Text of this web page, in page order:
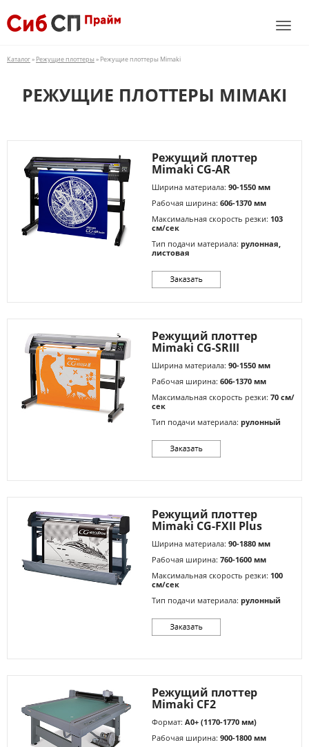
Каталог» Режущие плоттеры » Режущие плоттеры Mimaki
РЕЖУЩИЕ ПЛОТТЕРЫ MIMAKI
Режущий плоттер
Mimaki CG-AR
Ширина материала: 90-1550 мм
Рабочая ширина: 606-1370 мм
Максимальная скорость резки: 103
см/сек
Тип подачи материала: рулонная,
листовая
Режущий плоттер
Mimaki CG-SRIII
Ширина материала: 90-1550 мм
Рабочая ширина: 606-1370 мм
Максимальная скорость резки: 70 см/
сек
Тип подачи материала: рулонный
Режущий плоттер
Mimaki CG-FXII Plus
Ширина материала: 90-1880 мм
Рабочая ширина: 760-1600 мм
Максимальная скорость резки: 100
см/сек
Тип подачи материала: рулонный
Режущий плоттер
Mimaki CF2
Формат: A0+ (1170-1770 мм)
Рабочая ширина: 900-1800 мм